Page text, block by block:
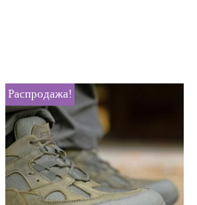
Распродажа!